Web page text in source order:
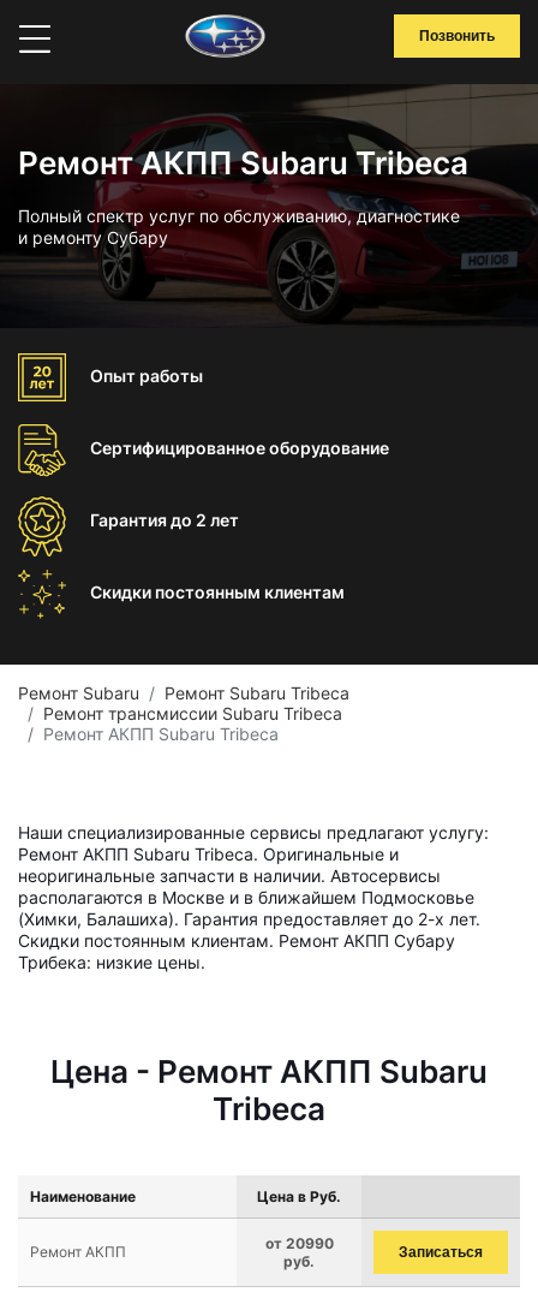
Позвонить
Ремонт АКПП Subaru Tribeca
Полный спектр услуг по обслуживанию, диагностике
и ремонту Субару
Опыт работы
Сертифицированноеоборудование
Гарантиядо 2 лет
Скидки постоянным клиентам
Ремонт Subaru
Ремонт Subaru Tribeca
Ремонт трансмиссии Subaru Tribeca
Ремонт АКПП Subaru Tribeca
Наши специализированные сервисы предлагают услугу:
Ремонт АКПП Subaru Tribeca. Оригинальные и
неоригинальные запчасти в наличии. Автосервисы
располагаются в Москве и в ближайшем Подмосковье
(Химки, Балашиха). Гарантия предоставляет до 2-х лет.
Скидки постоянным клиентам. Ремонт АКПП Субару
Трибека: низкие цены.
Цена - Ремонт АКПП Subaru
Tribeca
Наименование Цена в Руб.
Ремонт АКПП
от 20990
руб.
Записаться